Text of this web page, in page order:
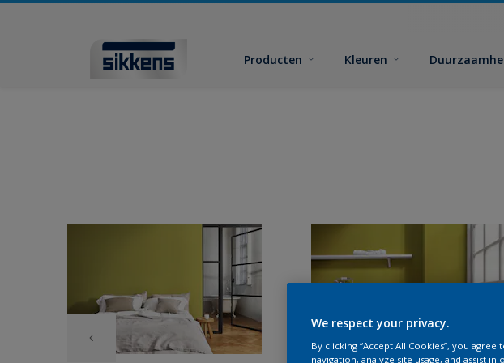
Producten Kleuren
We respect your privacy.
By clicking “Accept All Cookies”, you
navigation, analyze site usage, and assist